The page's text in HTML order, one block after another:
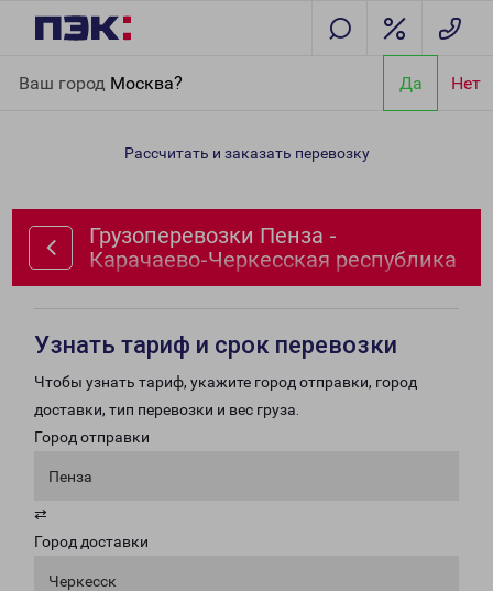
Ваш город Москва? Да Нет
Черкесская республика
Рассчитать и заказать перевозку
Грузоперевозки Пенза -
Карачаево-Черкесская республика
Узнать тариф и срок перевозки
Чтобы узнать тариф, укажите город отправки, город
доставки, тип перевозки и вес груза.
Город отправки
Пенза
⇄
Город доставки
Черкесск